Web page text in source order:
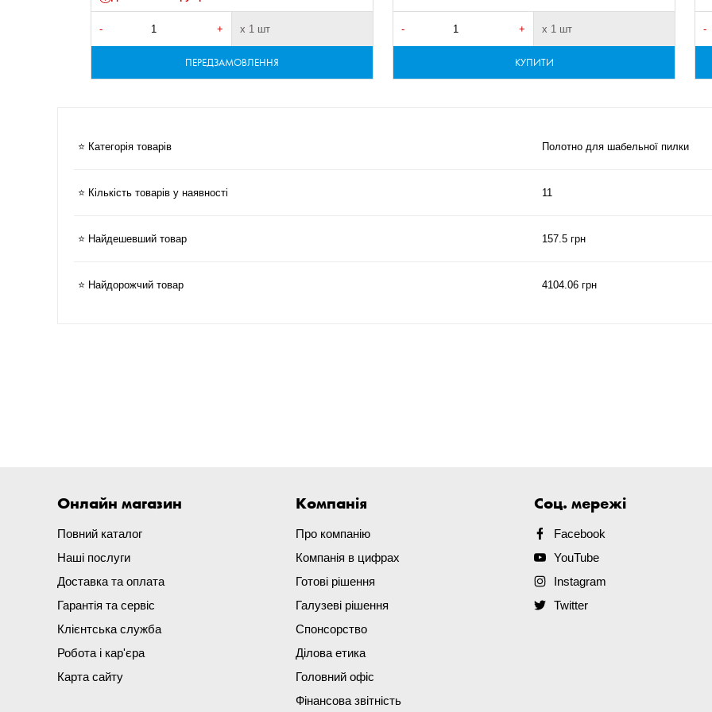
- + х 1 шт
ПЕРЕДЗАМОВЛЕННЯ
- + х 1 шт
КУПИТИ
-
⭐ Категорія товарів Полотно для шабельної пилки
⭐ Кількість товарів у наявності 11
⭐ Найдешевший товар 157.5 грн
⭐ Найдорожчий товар 4104.06 грн
Онлайн магазин
Повний каталог
Наші послуги
Доставка та оплата
Гарантія та сервіс
Клієнтська служба
Робота і кар'єра
Карта сайту
Компанія
Про компанію
Компанія в цифрах
Готові рішення
Галузеві рішення
Спонсорство
Ділова етика
Головний офіс
Фінансова звітність
Соц. мережі
Facebook
YouTube
Instagram
Twitter